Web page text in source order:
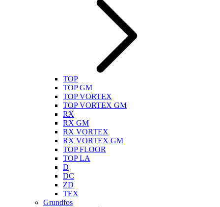
TOP
TOP GM
TOP VORTEX
TOP VORTEX GM
RX
RX GM
RX VORTEX
RX VORTEX GM
TOP FLOOR
TOP LA
D
DC
ZD
TEX
Grundfos